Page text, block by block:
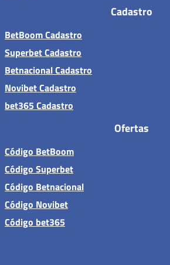
Cadastro
BetBoom Cadastro
Superbet Cadastro
Betnacional Cadastro
Novibet Cadastro
bet365 Cadastro
Ofertas
Código BetBoom
Código Superbet
Código Betnacional
Código Novibet
Código bet365